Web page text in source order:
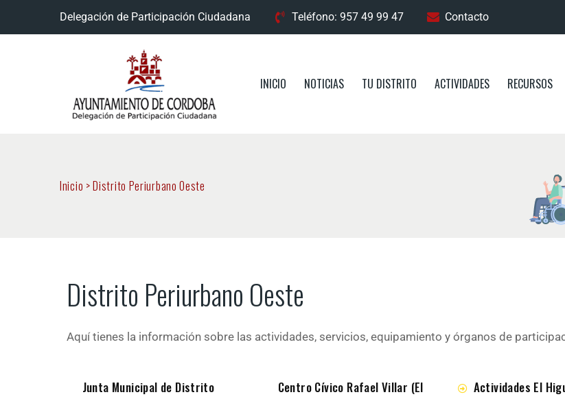
Delegación de Participación Ciudadana Teléfono: 957 49 99 47 Contacto
INICIO NOTICIAS TU DISTRITO ACTIVIDADES RECURSOS
Inicio >Distrito Periurbano Oeste
Distrito Periurbano Oeste
Aquí tienes la información sobre las actividades, servicios, equipamiento y órganos de
Junta Municipal de Distrito
Centro Cívico Rafael Villar (El
Actividades El